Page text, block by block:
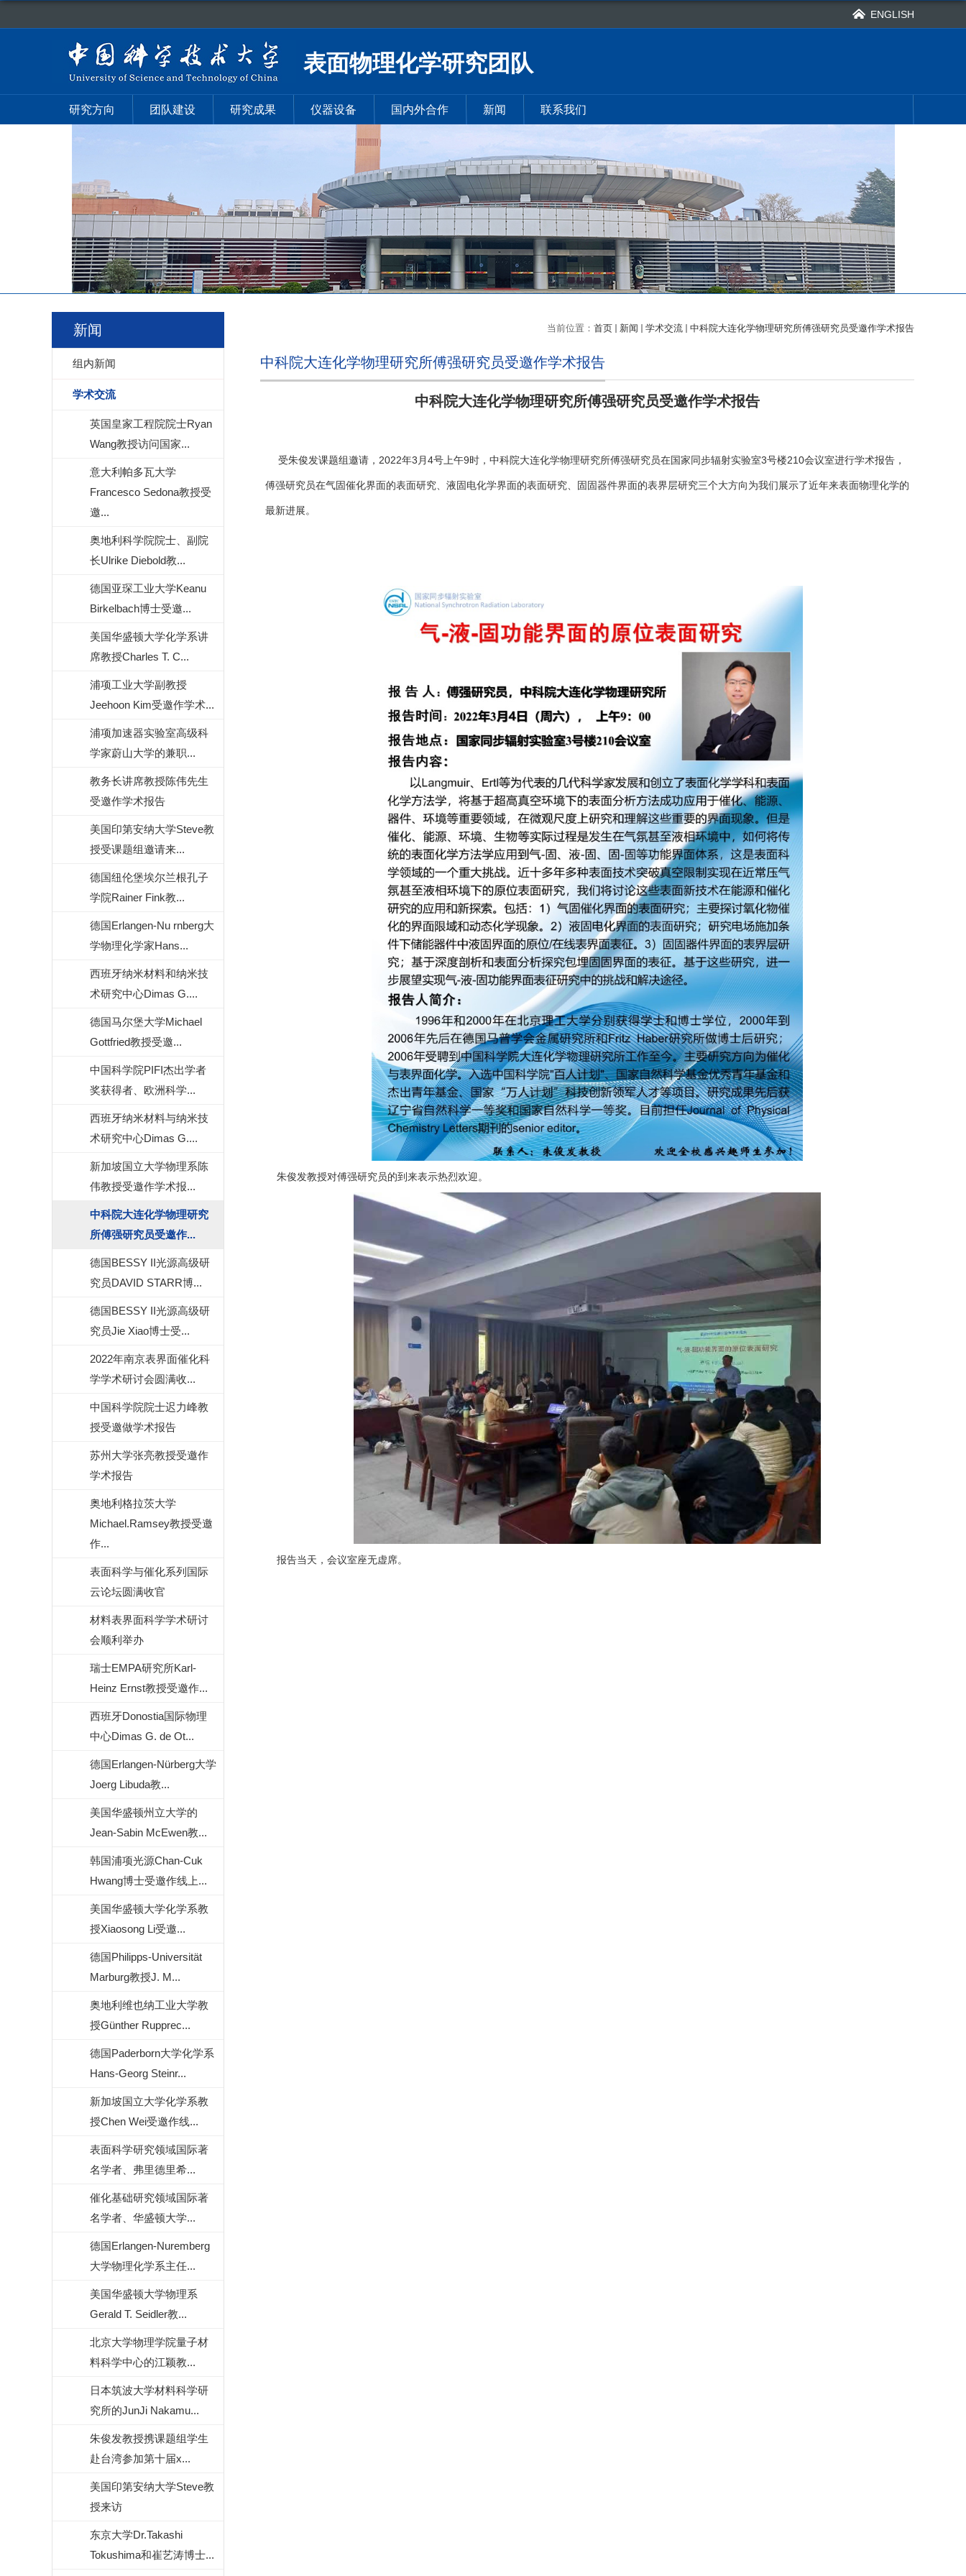
ENGLISH
表面物理化学研究团队
研究方向 团队建设 研究成果 仪器设备 国内外合作 新闻 联系我们
新闻
组内新闻
学术交流
英国皇家工程院院士Ryan
Wang教授访问国家...
意大利帕多瓦大学
Francesco Sedona教授受
邀...
奥地利科学院院士、副院
长Ulrike Diebold教...
德国亚琛工业大学Keanu
Birkelbach博士受邀...
美国华盛顿大学化学系讲
席教授Charles T. C...
浦项工业大学副教授
Jeehoon Kim受邀作学术...
浦项加速器实验室高级科
学家蔚山大学的兼职...
教务长讲席教授陈伟先生
受邀作学术报告
美国印第安纳大学Steve教
授受课题组邀请来...
德国纽伦堡埃尔兰根孔子
学院Rainer Fink教...
德国Erlangen-Nu rnberg大
学物理化学家Hans...
西班牙纳米材料和纳米技
术研究中心Dimas G....
德国马尔堡大学Michael
Gottfried教授受邀...
中国科学院PIFI杰出学者
奖获得者、欧洲科学...
西班牙纳米材料与纳米技
术研究中心Dimas G....
新加坡国立大学物理系陈
伟教授受邀作学术报...
中科院大连化学物理研究
所傅强研究员受邀作...
德国BESSY II光源高级研
究员DAVID STARR博...
德国BESSY II光源高级研
究员Jie Xiao博士受...
2022年南京表界面催化科
学学术研讨会圆满收...
中国科学院院士迟力峰教
授受邀做学术报告
苏州大学张亮教授受邀作
学术报告
奥地利格拉茨大学
Michael.Ramsey教授受邀
作...
表面科学与催化系列国际
云论坛圆满收官
材料表界面科学学术研讨
会顺利举办
瑞士EMPA研究所Karl-
Heinz Ernst教授受邀作...
西班牙Donostia国际物理
中心Dimas G. de Ot...
德国Erlangen-Nürberg大学
Joerg Libuda教...
美国华盛顿州立大学的
Jean-Sabin McEwen教...
韩国浦项光源Chan-Cuk
Hwang博士受邀作线上...
美国华盛顿大学化学系教
授Xiaosong Li受邀...
德国Philipps-Universität
Marburg教授J. M...
奥地利维也纳工业大学教
授Günther Rupprec...
德国Paderborn大学化学系
Hans-Georg Steinr...
新加坡国立大学化学系教
授Chen Wei受邀作线...
表面科学研究领域国际著
名学者、弗里德里希...
催化基础研究领域国际著
名学者、华盛顿大学...
德国Erlangen-Nuremberg
大学物理化学系主任...
美国华盛顿大学物理系
Gerald T. Seidler教...
北京大学物理学院量子材
料科学中心的江颖教...
日本筑波大学材料科学研
究所的JunJi Nakamu...
朱俊发教授携课题组学生
赴台湾参加第十届x...
美国印第安纳大学Steve教
授来访
东京大学Dr.Takashi
Tokushima和崔艺涛博士...
当前位置： 首页 新闻 学术交流 中科院大连化学物理研究所傅强研究员受邀作学术报告
中科院大连化学物理研究所傅强研究员受邀作学术报告
中科院大连化学物理研究所傅强研究员受邀作学术报告
受朱俊发课题组邀请，2022年3月4号上午9时，中科院大连化学物理研究所傅强研究员在国家同步辐射实验室3号楼210会议室进行学术报告，
傅强研究员在气固催化界面的表面研究、液固电化学界面的表面研究、固固器件界面的表界层研究三个大方向为我们展示了近年来表面物理化学的
最新进展。
朱俊发教授对傅强研究员的到来表示热烈欢迎。
报告当天，会议室座无虚席。